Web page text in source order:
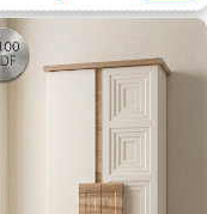
İndirim